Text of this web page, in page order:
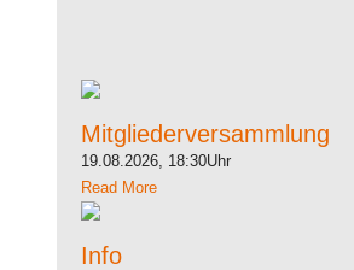
Mitgliederversammlung
19.08.2026, 18:30Uhr
Read More
Info